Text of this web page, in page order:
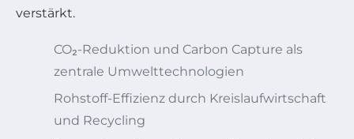
verstärkt.
CO₂-Reduktion und Carbon Capture als
zentrale Umwelttechnologien
Rohstoff-Effizienz durch Kreislaufwirtschaft
und Recycling